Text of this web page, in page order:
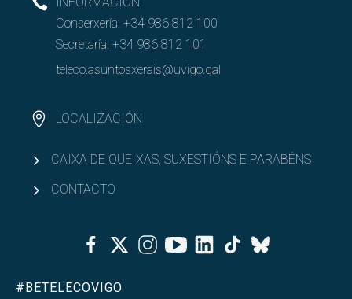
Conserxería: +34 986 812 100
Secretaría: +34 986 812 101
teleco.asuntosxerais@uvigo.gal
LOCALIZACIÓN
CAIXA DE QUEIXAS, SUXESTIÓNS E PARABÉNS
CONTACTO
FacebookTwitterInstagramYoutubeLinkedinTiktok
Bluesky
#BETELECOVIGO